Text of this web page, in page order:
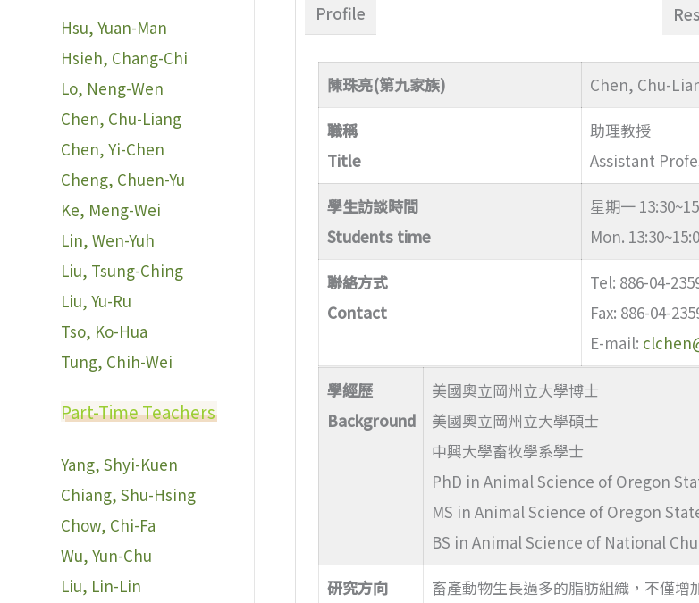
Hsu, Yuan-Man
Hsieh, Chang-Chi
Lo, Neng-Wen
Chen, Chu-Liang
Chen, Yi-Chen
Cheng, Chuen-Yu
Ke, Meng-Wei
Lin, Wen-Yuh
Liu, Tsung-Ching
Liu, Yu-Ru
Tso, Ko-Hua
Tung, Chih-Wei
Part-Time Teachers
Yang, Shyi-Kuen
Chiang, Shu-Hsing
Chow, Chi-Fa
Wu, Yun-Chu
Liu, Lin-Lin
Profile
陳珠亮(第九家族) Chen, Chu-
職稱
Title
助理教授
Assistant
學生訪談時間
Students time
星期一
Mon.
聯絡方式
Contact
Tel: 886-04-
Fax: 886-04-
E-mail:
學經歷
Background
美國奧立岡州立大學博士
美國奧立岡州立大學碩士
中興大學畜牧學系學士
PhD in Animal Science of Oregon
MS in Animal Science of Oregon
BS in Animal Science of National
研究方向
畜產動物生長過多的脂肪組織，不僅